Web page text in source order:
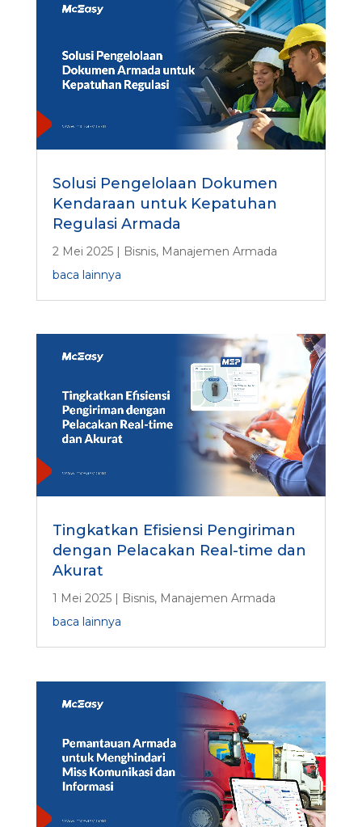
a
Solusi Pengelolaan Dokumen
Kendaraan untuk Kepatuhan
Regulasi Armada
2 Mei 2025| Bisnis, Manajemen Armada
baca lainnya
Tingkatkan Efisiensi Pengiriman
dengan Pelacakan Real-time dan
Akurat
1 Mei 2025| Bisnis, Manajemen Armada
baca lainnya